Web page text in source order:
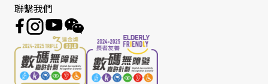
聯繫我們